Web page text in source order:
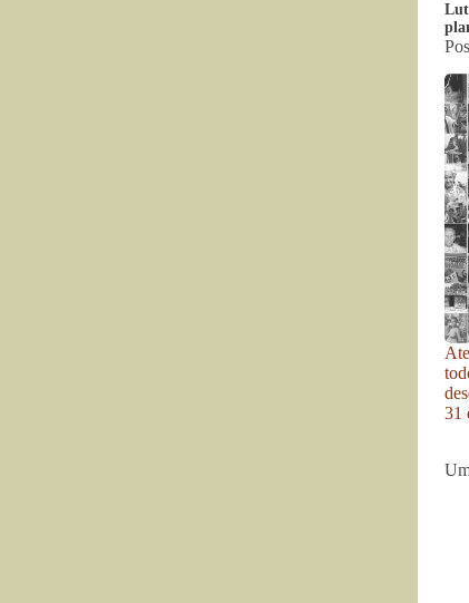
31